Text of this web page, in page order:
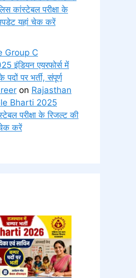
कांस्टेबल परीक्षा के
यहां चेक करें
Group C
इंडियन एयरफोर्स में
पर भर्ती, संपूर्ण
on Rajasthan
Bharti 2025
परीक्षा के रिजल्ट की
करें